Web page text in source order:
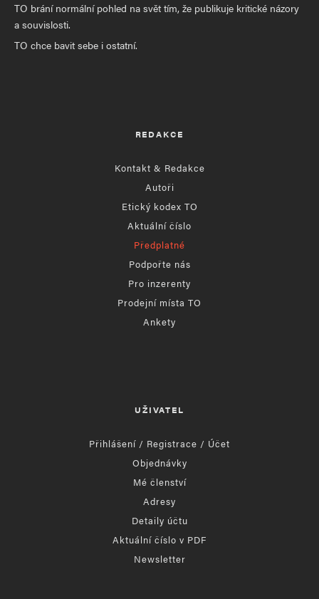
TO brání normální pohled na svět tím, že publikuje kritické názory
a souvislosti.
TO chce bavit sebe i ostatní.
REDAKCE
Kontakt & Redakce
Autoři
Etický kodex TO
Aktuální číslo
Předplatné
Podpořte nás
Pro inzerenty
Prodejní místa TO
Ankety
UŽIVATEL
Přihlášení / Registrace / Účet
Objednávky
Mé členství
Adresy
Detaily účtu
Aktuální číslo v PDF
Newsletter